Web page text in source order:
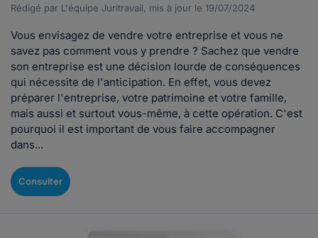
Rédigé par L'équipe Juritravail, mis à jour le 19/07/2024
Vous envisagez de vendre votre entreprise et vous ne
savez pas comment vous y prendre ? Sachez que vendre
son entreprise est une décision lourde de conséquences
qui nécessite de l'anticipation. En effet, vous devez
préparer l'entreprise, votre patrimoine et votre famille,
mais aussi et surtout vous-même, à cette opération. C'est
pourquoi il est important de vous faire accompagner
dans...
Consulter